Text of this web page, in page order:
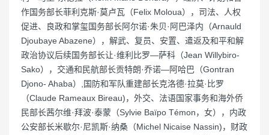
作国务部长菲利克斯·莫卢瓦（Felix Moloua），司法、人权
促进、良政和掌玺国务部长阿尔诺·朱贝·阿巴泽内（Arnauld
Djoubaye Abazene），解武、复员、安置、遣返及和平和解
政治协议后续国务部长让·维利比罗—萨科（Jean Willybiro-
Sako），交通和民航部长贡特朗·乔诺—阿哈巴（Gontran
Djono- Ahaba）,国防和军队重建部长克洛德·拉莫·比罗
（Claude Rameaux Bireau)，外交、法语国家事务和海外侨
民部长茜尔维·拜波·泰蒙（Sylvie Baïpo Témon，女），内政
公安部长米歇尔·尼凯斯·纳桑（Michel Nicaise Nassin)，财政